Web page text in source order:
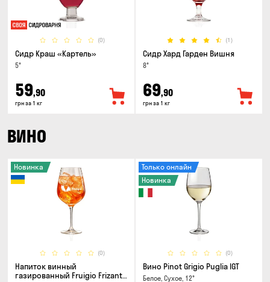
(0)
Сидр Краш «Картель»
5°
59,90
грн за 1 кг
(1)
Сидр Хард Гарден Вишня
8°
69,90
грн за 1 кг
ВИНО
(0)
Новинка
Напиток винный
газированный Fruigio Frizante
(0)
Только онлайн
Новинка
Вино Pinot Grigio Puglia IGT
Белое, Сухое, 12°